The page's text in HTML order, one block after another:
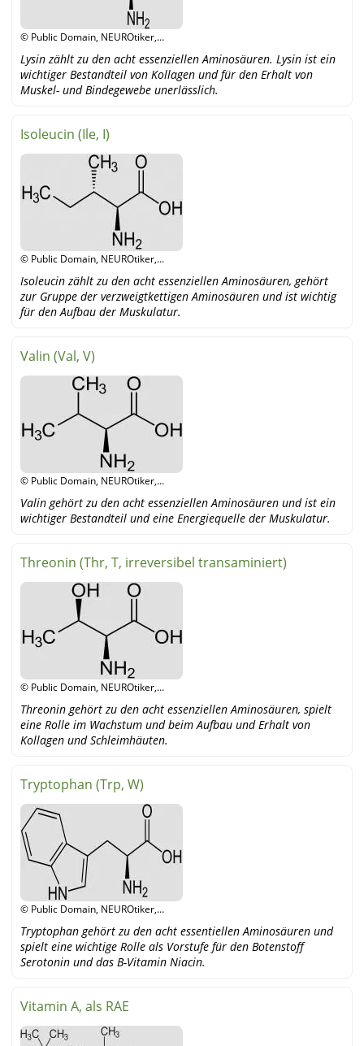
© Public Domain, NEUROtiker,
Lysin zählt zu den acht essenziellen Aminosäuren. Lysin ist ein
wichtiger Bestandteil von Kollagen und für den Erhalt von
Muskel- und Bindegewebe unerlässlich.
Isoleucin (Ile, I)
© Public Domain, NEUROtiker,
Isoleucin zählt zu den acht essenziellen Aminosäuren, gehört
zur Gruppe der verzweigtkettigen Aminosäuren und ist wichtig
für den Aufbau der Muskulatur.
Valin (Val, V)
© Public Domain, NEUROtiker,
Valin gehört zu den acht essenziellen Aminosäuren und ist ein
wichtiger Bestandteil und eine Energiequelle der Muskulatur.
Threonin (Thr, T, irreversibel transaminiert)
© Public Domain, NEUROtiker,
Threonin gehört zu den acht essenziellen Aminosäuren, spielt
eine Rolle im Wachstum und beim Aufbau und Erhalt von
Kollagen und Schleimhäuten.
Tryptophan (Trp, W)
© Public Domain, NEUROtiker,
Tryptophan gehört zu den acht essentiellen Aminosäuren und
spielt eine wichtige Rolle als Vorstufe für den Botenstoff
Serotonin und das B-Vitamin Niacin.
Vitamin A, als RAE